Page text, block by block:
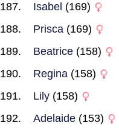
Isabel (169)
Prisca (169)
Beatrice (158)
Regina (158)
Lily (158)
Adelaide (153)